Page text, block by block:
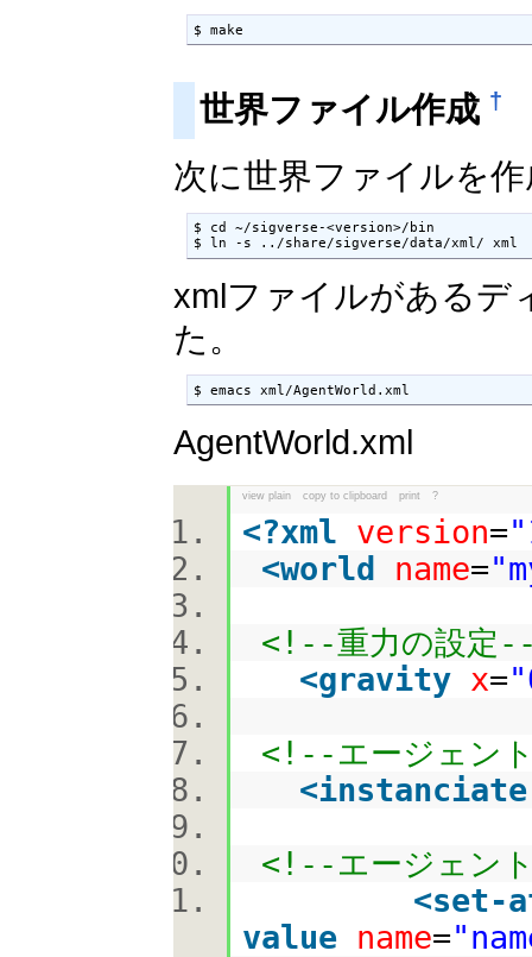
$ make
世界ファイル作成 †
次に世界ファイルを
$ cd ~/sigverse-<version>/bin
$ ln -s ../share/sigverse/data/xml/ xml
xmlファイルがあるデ
た。
$ emacs xml/AgentWorld.xml
AgentWorld.xml
view plain copy to clipboard print ?
<?xml version=
<world name=
<!--重力の設定
<gravity x=
<!--エージェン
<instanciate
<!--エージェン
<set-
value name=